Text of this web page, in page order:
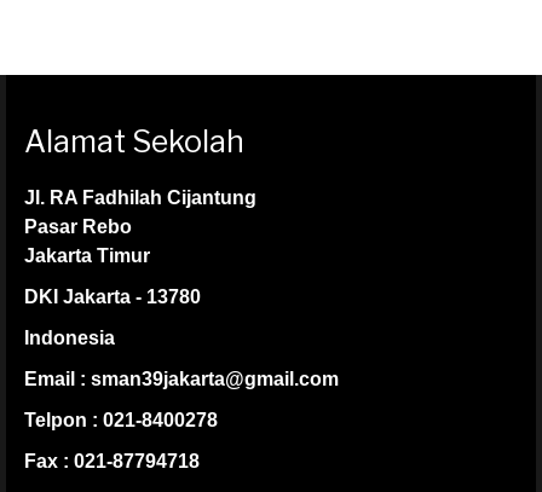
Alamat Sekolah
Jl. RA Fadhilah Cijantung
Pasar Rebo
Jakarta Timur
DKI Jakarta - 13780
Indonesia
Email : sman39jakarta@gmail.com
Telpon : 021-8400278
Fax : 021-87794718